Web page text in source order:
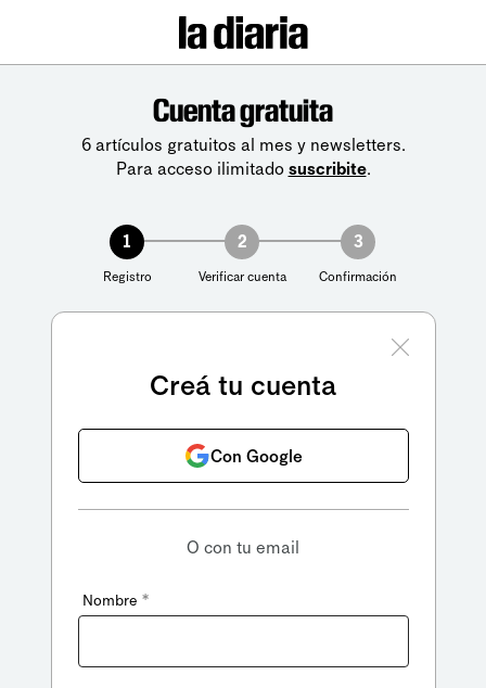
Cuenta gratuita
6 artículos gratuitos al mes y newsletters.
Para acceso ilimitado suscribite.
1
Registro
2
Verificar cuenta
3
Confirmación
Creá tu cuenta
Con Google
O con tu email
Nombre *